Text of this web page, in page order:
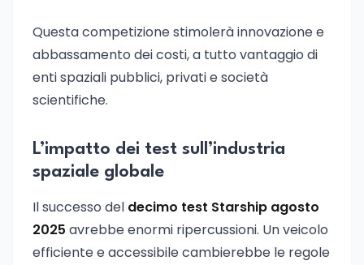
Questa competizione stimolerà innovazione e
abbassamento dei costi, a tutto vantaggio di
enti spaziali pubblici, privati e società
scientifiche.
L’impatto dei test sull’industria
spaziale globale
Il successo del decimo test Starship agosto
2025 avrebbe enormi ripercussioni. Un veicolo
efficiente e accessibile cambierebbe le regole